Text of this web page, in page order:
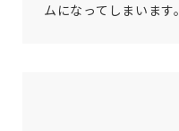
ムになってしまいます。